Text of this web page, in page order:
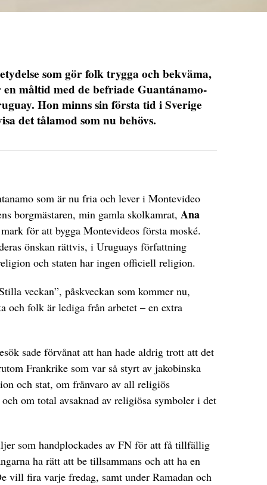
som gör folk trygga och bekväma,
måltid med de befriade Guantánamo-
Hon minns sin första tid i Sverige
det tålamod som nu behövs.
som är nu fria och lever i Montevideo
borgmästaren, min gamla skolkamrat, Ana
för att bygga Montevideos första moské.
önskan rättvis, i Uruguays författning
och staten har ingen officiell religion.
veckan”, påskveckan som kommer nu,
och folk är lediga från arbetet – en extra
sade förvånat att han hade aldrig trott att det
Frankrike som var så styrt av jakobinska
och stat, om frånvaro av all religiös
om total avsaknad av religiösa symboler i det
som handplockades av FN för att få tillfällig
ha rätt att be tillsammans och att ha en
vill fira varje fredag, samt under Ramadan och